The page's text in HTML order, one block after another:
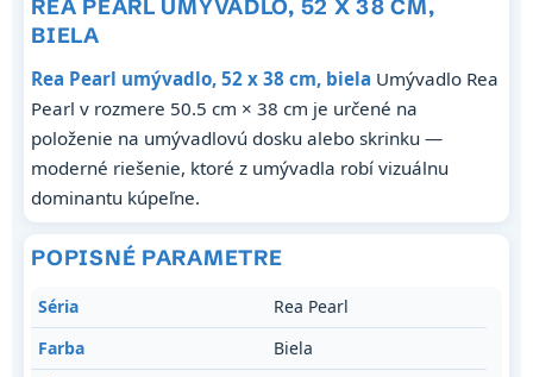
REA PEARL UMÝVADLO, 52 X 38 CM,
BIELA
Rea Pearl umývadlo, 52 x 38 cm, biela Umývadlo Rea
Pearl v rozmere 50.5 cm × 38 cm je určené na
položenie na umývadlovú dosku alebo skrinku —
moderné riešenie, ktoré z umývadla robí vizuálnu
dominantu kúpeľne.
POPISNÉ PARAMETRE
Séria
Rea Pearl
Farba
Biela